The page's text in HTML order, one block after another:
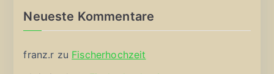
Neueste Kommentare
franz.r zu Fischerhochzeit